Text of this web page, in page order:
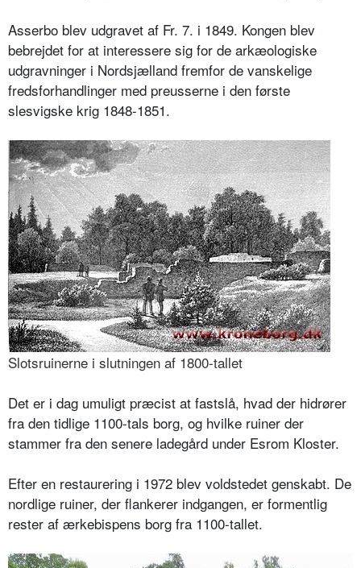
Asserbo blev udgravet af Fr. 7. i 1849. Kongen blev
bebrejdet for at interessere sig for de arkæologiske
udgravninger i Nordsjælland fremfor de vanskelige
fredsforhandlinger med preusserne i den første
slesvigske krig 1848-1851.
Slotsruinerne i slutningen af 1800-tallet
Det er i dag umuligt præcist at fastslå, hvad der hidrører
fra den tidlige 1100-tals borg, og hvilke ruiner der
stammer fra den senere ladegård under Esrom Kloster.
Efter en restaurering i 1972 blev voldstedet genskabt. De
nordlige ruiner, der flankerer indgangen, er formentlig
rester af ærkebispens borg fra 1100-tallet.